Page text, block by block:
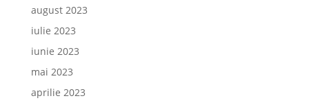
august 2023
iulie 2023
iunie 2023
mai 2023
aprilie 2023